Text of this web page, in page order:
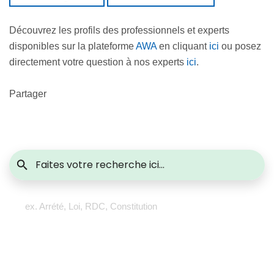
Découvrez les profils des professionnels et experts
disponibles sur la plateformeAWAen cliquant ici ou posez
directement votre question à nos experts ici.
Partager
ex. Arrété, Loi, RDC, Constitution